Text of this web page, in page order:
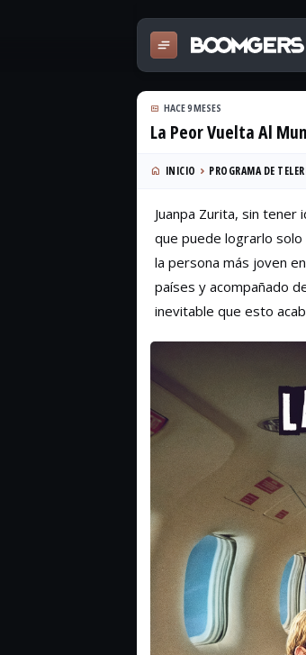
HACE 9 MESES
La Peor Vuelta Al
INICIO PROGRAMA DE
Juanpa Zurita, sin tener
que puede lograrlo
la persona más joven
países y acompañado
inevitable que esto